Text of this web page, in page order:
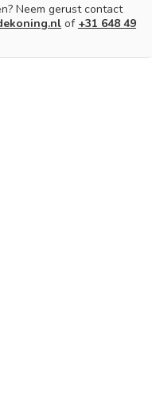
Neem gerust contact
of +31 648 49